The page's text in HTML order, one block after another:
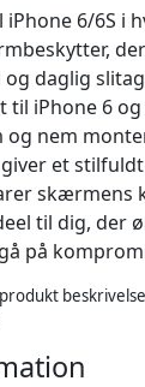
iPhone 6/6S i
og daglig
til iPhone 6
nem
et
skærmens
til dig, der
på